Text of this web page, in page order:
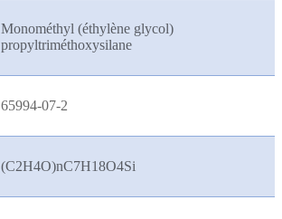
Monométhyl (éthylène glycol)
propyltriméthoxysilane
65994-07-2
(C2H4O)nC7H18O4Si